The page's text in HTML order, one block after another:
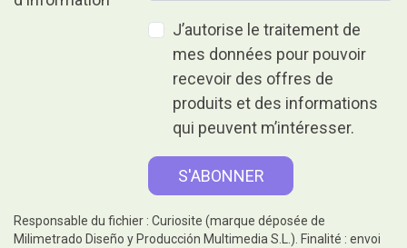
J’autorise le traitement de
mes données pour pouvoir
recevoir des offres de
produits et des informations
qui peuvent m’intéresser.
Responsable du fichier : Curiosite (marque déposée de
Milimetrado Diseño y Producción Multimedia S.L.). Finalité : envoi